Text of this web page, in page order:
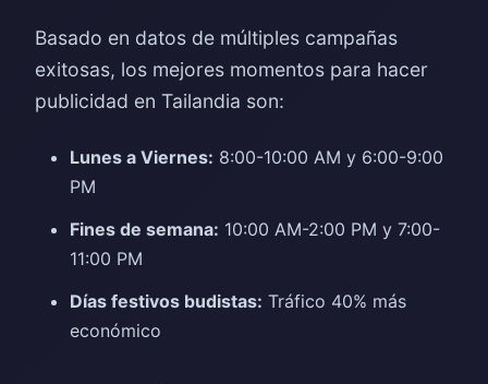
Basado en datos de múltiples campañas
exitosas, los mejores momentos para hacer
publicidad en Tailandia son:
Lunes a Viernes: 8:00-10:00 AM y 6:00-9:00
PM
Fines de semana: 10:00 AM-2:00 PM y 7:00-
11:00 PM
Días festivos budistas: Tráfico 40% más
económico